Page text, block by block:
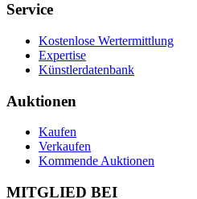
Service
Kostenlose Wertermittlung
Expertise
Künstlerdatenbank
Auktionen
Kaufen
Verkaufen
Kommende Auktionen
MITGLIED BEI